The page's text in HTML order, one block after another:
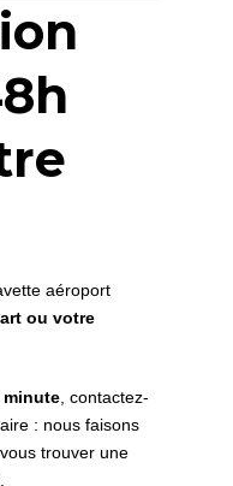
aéroport
ou votre
minute , contactez-
: nous faisons
trouver une